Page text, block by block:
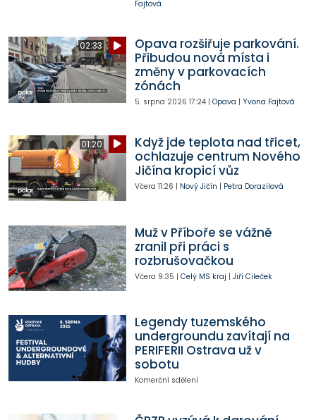
Fajtová
02:33
Opava rozšiřuje parkování.
Přibudou nová místa i
změny v parkovacích
zónách
5. srpna 2026 17:24| Opava | Yvona Fajtová
01:20
Když jde teplota nad třicet,
ochlazuje centrum Nového
Jičína kropicí vůz
Včera 11:26 | Nový Jičín | Petra Dorazilová
Muž v Příboře se vážně
zranil při práci s
rozbrušovačkou
Včera 9:35 | Celý MS kraj | Jiří Cileček
Legendy tuzemského
undergroundu zavítají na
PERIFERII Ostrava už v
sobotu
Komerční sdělení